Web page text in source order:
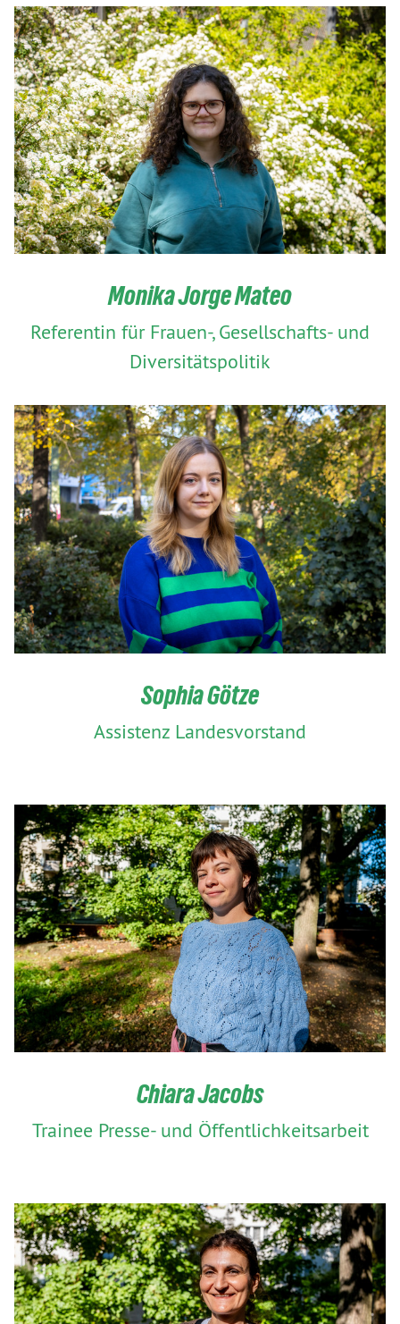
Monika Jorge Mateo
Referentin für Frauen-, Gesellschafts- und
Diversitätspolitik
Sophia Götze
Assistenz Landesvorstand
Chiara Jacobs
Trainee Presse- und Öffentlichkeitsarbeit